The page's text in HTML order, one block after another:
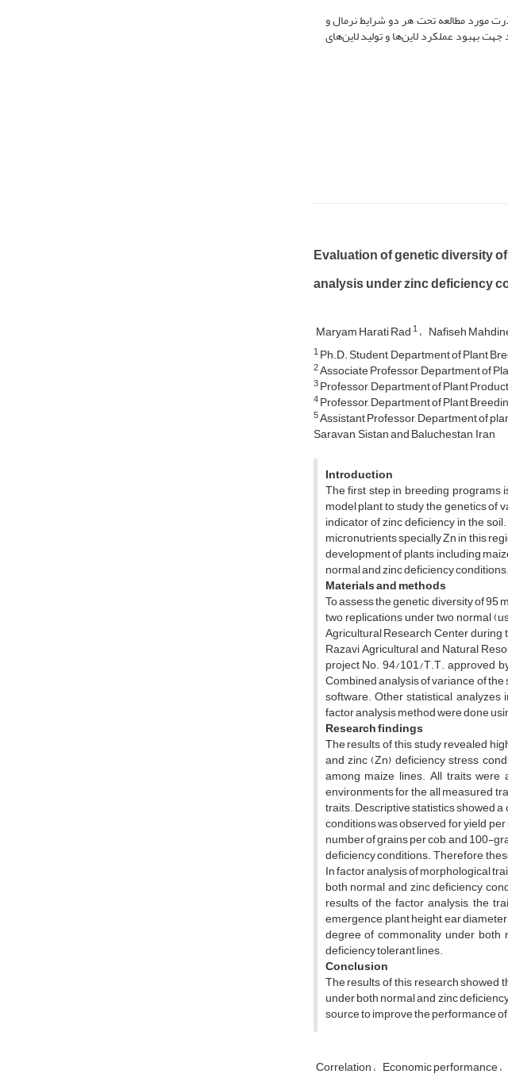
مورد مطالعه تحت هر دو شرایط نرمال و
بهبود عملکرد لاین‌‌ها و تولید لاین‌های
Evaluation of genetic diversity
analysis under zinc deficiency
Maryam Harati Rad1 Nafiseh
1Ph.D. Student, Department of Plant
2Associate Professor, Department of
3Professor, Department of Plant
4Professor, Department of Plant
5Assistant Professor, Department of
Saravan, Sistan and Baluchestan, Iran
Introduction
The first step in breeding programs
model plant to study the genetics of
indicator of zinc deficiency in the
micronutrients specially Zn in this
development of plants including
normal and zinc deficiency conditions.
Materials and methods
To assess the genetic diversity of
two replications under two normal
Agricultural Research Center
Razavi Agricultural and Natural
project No. 94/101/T.T. approved
Combined analysis of variance of
software. Other statistical analyzes
factor analysis method were done
Research findings
The results of this study revealed
and zinc (Zn) deficiency stress
among maize lines. All traits were
environments for the all measured
traits. Descriptive statistics showed
conditions was observed for yield
number of grains per cob, and 100-
deficiency conditions. Therefore,
In factor analysis of morphological
both normal and zinc deficiency
results of the factor analysis, the
emergence, plant height, ear
degree of commonality under
deficiency tolerant lines.
Conclusion
The results of this research showed
under both normal and zinc
source to improve the performance
Correlation Economic performance